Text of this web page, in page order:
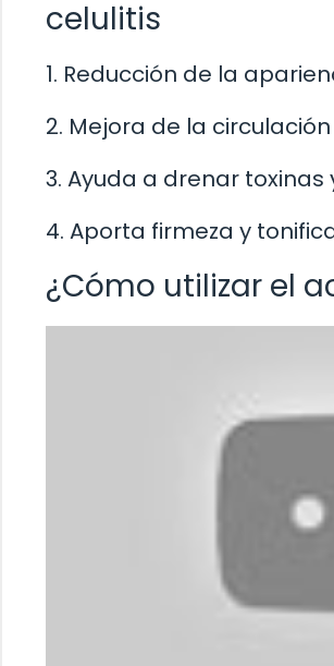
celulitis
1. Reducción de la
2. Mejora de la
3. Ayuda a drenar
4. Aporta firmeza y
¿Cómo utilizar el